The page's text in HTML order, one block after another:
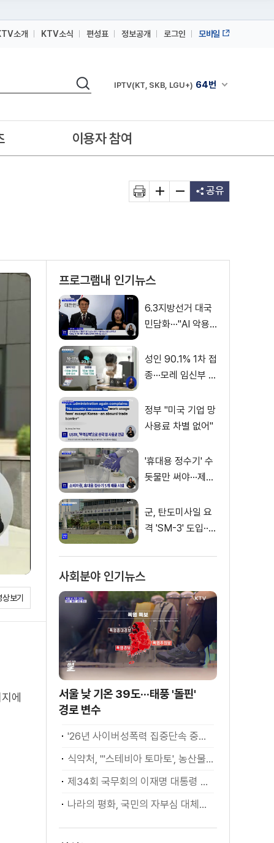
소개 KTV소식 편성표 정보공개 로그인 모바일
검색 채널안내 펼쳐
IPTV(KT, SKB, LGU+) 64번
IPTV(KT, SKB, LGU+)
이용자 참여
공유
보기
에
프로그램내 인기뉴스
6.3지방선거 대국
민담화···"AI 악용
성인 90.1% 1차 접
종···모레 임신부 사
정부 "미국 기업 망
사용료 차별 없어"
'휴대용 정수기' 수
돗물만 써야···제품
군, 탄도미사일 요
격 'SM-3' 도입···
사회분야 인기뉴스
서울 낮 기온 39도···태풍 '돌핀'
경로 변수
'26년 사이버성폭력 집중단속 중간성과 발표···향후 추진계획은?
식약처, "'스테비아 토마토', 농산물 아닌 가공식품"
제34회 국무회의 이재명 대통령 모두발언
나라의 평화, 국민의 자부심 대체불가 대한민국 이재명 대통령 모두말씀